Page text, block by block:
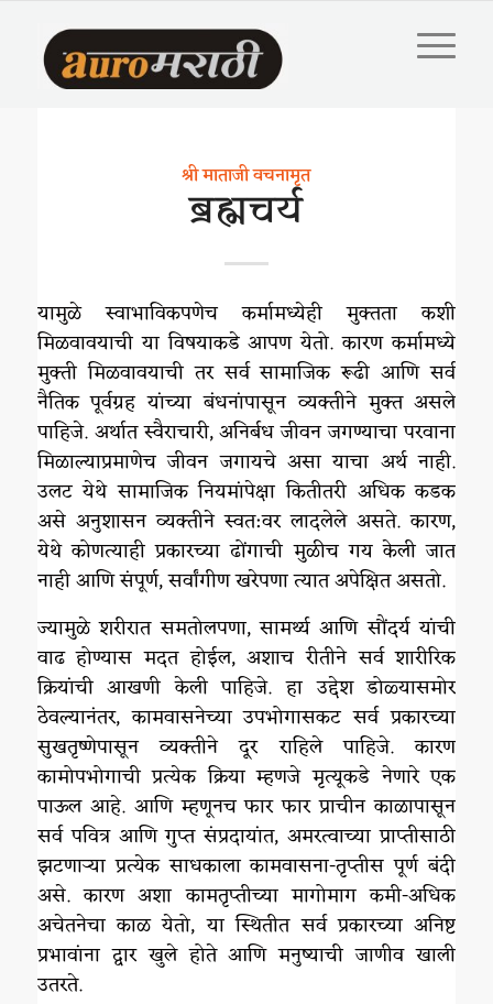
श्री माताजी वचनामृत
ब्रह्मचर्य
यामुळे स्वाभाविकपणेच कर्मामध्येही मुक्तता कशी
मिळवावयाची या विषयाकडे आपण येतो. कारण कर्मामध्ये
मुक्ती मिळवावयाची तर सर्व सामाजिक रूढी आणि सर्व
नैतिक पूर्वग्रह यांच्या बंधनांपासून व्यक्तीने मुक्त असले
पाहिजे. अर्थात स्वैराचारी, अनिर्बध जीवन जगण्याचा परवाना
मिळाल्याप्रमाणेच जीवन जगायचे असा याचा अर्थ नाही.
उलट येथे सामाजिक नियमांपेक्षा कितीतरी अधिक कडक
असे अनुशासन व्यक्तीने स्वत:वर लादलेले असते. कारण,
येथे कोणत्याही प्रकारच्या ढोंगाची मुळीच गय केली जात
नाही आणि संपूर्ण, सर्वांगीण खरेपणा त्यात अपेक्षित असतो.
ज्यामुळे शरीरात समतोलपणा, सामर्थ्य आणि सौंदर्य यांची
वाढ होण्यास मदत होईल, अशाच रीतीने सर्व शारीरिक
क्रियांची आखणी केली पाहिजे. हा उद्देश डोळ्यासमोर
ठेवल्यानंतर, कामवासनेच्या उपभोगासकट सर्व प्रकारच्या
सुखतृष्णेपासून व्यक्तीने दूर राहिले पाहिजे. कारण
कामोपभोगाची प्रत्येक क्रिया म्हणजे मृत्यूकडे नेणारे एक
पाऊल आहे. आणि म्हणूनच फार फार प्राचीन काळापासून
सर्व पवित्र आणि गुप्त संप्रदायांत, अमरत्वाच्या प्राप्तीसाठी
झटणाऱ्या प्रत्येक साधकाला कामवासना-तृप्तीस पूर्ण बंदी
असे. कारण अशा कामतृप्तीच्या मागोमाग कमी-अधिक
अचेतनेचा काळ येतो, या स्थितीत सर्व प्रकारच्या अनिष्ट
प्रभावांना द्वार खुले होते आणि मनुष्याची जाणीव खाली
उतरते.